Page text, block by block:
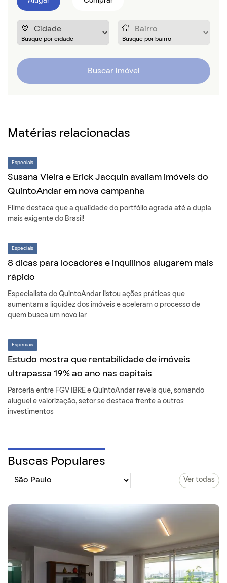
Buscar imóvel
Matérias relacionadas
Especiais
Susana Vieira e Erick Jacquin avaliam imóveis do
QuintoAndar em nova campanha
Filme destaca que a qualidade do portfólio agrada até a dupla
mais exigente do Brasil!
Especiais
8 dicas para locadores e inquilinos alugarem mais
rápido
Especialista do QuintoAndar listou ações práticas que
aumentam a liquidez dos imóveis e aceleram o processo de
quem busca um novo lar
Especiais
Estudo mostra que rentabilidade de imóveis
ultrapassa 19% ao ano nas capitais
Parceria entre FGV IBRE e QuintoAndar revela que, somando
aluguel e valorização, setor se destaca frente a outros
investimentos
Buscas Populares
Ver todas